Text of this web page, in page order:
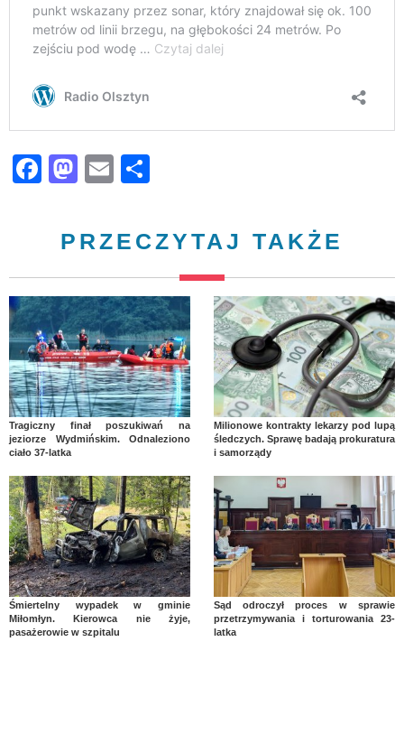
Facebook
Mastodon
Email
PRZECZYTAJ TAKŻE
Tragiczny finał poszukiwań na
jeziorze Wydmińskim. Odnaleziono
ciało 37-latka
Milionowe kontrakty lekarzy pod lupą
śledczych. Sprawę badają prokuratura
i samorządy
Śmiertelny wypadek w gminie
Miłomłyn. Kierowca nie żyje,
pasażerowie w szpitalu
Sąd odroczył proces w sprawie
przetrzymywania i torturowania 23-
latka